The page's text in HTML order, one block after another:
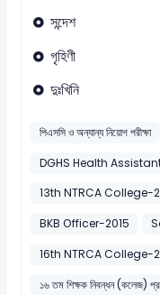
সন্দেশ
গৃহিণী
দুঃখিনি
পিএসসি ও অন্যান্য নিয়োগ পরীক্ষা
DGHS Health
13th NTRCA College-
BKB Officer-2015
16th NTRCA College-
১৬ তম শিক্ষক নিবন্ধন (কলেজ)